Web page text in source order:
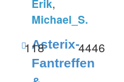
Erik,
Michael_S.
Feed
-
Asterix-
Asterix-
Fantreffen
118 4446